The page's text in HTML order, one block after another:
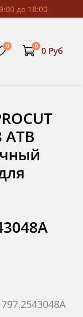
до 18:00
0 0 0 Руб
797.2543048A
ATB